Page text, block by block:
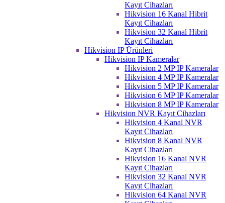
Kayıt Cihazları
Hikvision 16 Kanal Hibrit
Kayıt Cihazları
Hikvision 32 Kanal Hibrit
Kayıt Cihazları
Hikvision IP Ürünleri
Hikvision IP Kameralar
Hikvision 2 MP IP Kameralar
Hikvision 4 MP IP Kameralar
Hikvision 5 MP IP Kameralar
Hikvision 6 MP IP Kameralar
Hikvision 8 MP IP Kameralar
Hikvision NVR Kayıt Cihazları
Hikvision 4 Kanal NVR
Kayıt Cihazları
Hikvision 8 Kanal NVR
Kayıt Cihazları
Hikvision 16 Kanal NVR
Kayıt Cihazları
Hikvision 32 Kanal NVR
Kayıt Cihazları
Hikvision 64 Kanal NVR